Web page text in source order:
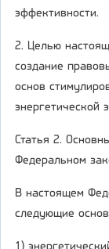
эффективности.
2. Целью
создание
основ
энергетической
Статья 2.
Федеральном
В настоящем
следующие
1)